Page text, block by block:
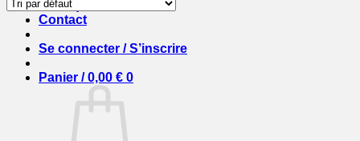
Boutique
Contact
Se connecter / S’inscrire
Panier /0,00 € 0